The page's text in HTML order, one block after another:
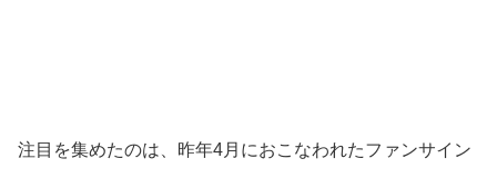
注目を集めたのは、昨年4月におこなわれたファンサイン